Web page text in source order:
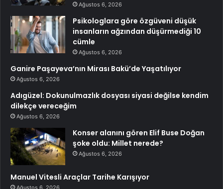
Ağustos 6, 2026
Psikologlara göre özgüveni düşük
insanların ağzından düşürmediği 10
cümle
Ağustos 6, 2026
Ganire Paşayeva’nın Mirası Bakü’de Yaşatılıyor
Ağustos 6, 2026
Adıgüzel: Dokunulmazlık dosyası siyasi değilse kendim
dilekçe vereceğim
Ağustos 6, 2026
Konser alanını gören Elif Buse Doğan
şoke oldu: Millet nerede?
Ağustos 6, 2026
Manuel Vitesli Araçlar Tarihe Karışıyor